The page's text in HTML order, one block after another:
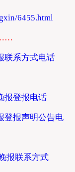
6455.html
……
联系方式电话
报登报电话
登报声明公告电
报联系方式